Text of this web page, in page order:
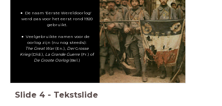
De naam 'Eerste Wereldoorlog'
werd pas voor het eerst rond 1920
gebruikt.
Veelgebruikte namen voor de
oorlog zijn (nu nog steeds):
The Great War (En.), DerG rosse
Krieg(Dld.), La Grande Guerre (Fr.) of
De Groote Oorlog(Bel.)
Slide 4 - Tekstslide